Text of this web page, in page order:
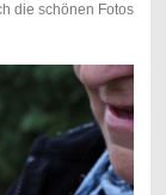
die schönen Fotos